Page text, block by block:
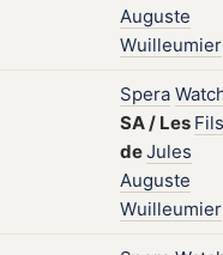
Auguste
Wuilleumier
Spera
SA/ Les Fils
deJules
Auguste
Wuilleumier